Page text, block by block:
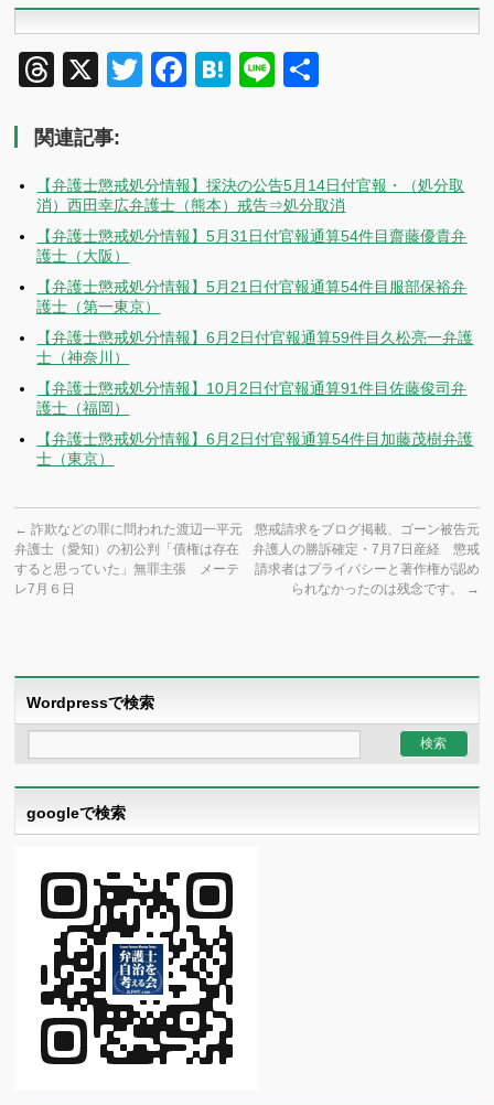
Threads
X Twitter
Facebook
Hatena
Line
関連記事:
【弁護士懲戒処分情報】採決の公告5月14日付官報・（処分取
消）西田幸広弁護士（熊本）戒告⇒処分取消
【弁護士懲戒処分情報】5月31日付官報通算54件目齋藤優貴弁
護士（大阪）
【弁護士懲戒処分情報】5月21日付官報通算54件目服部保裕弁
護士（第一東京）
【弁護士懲戒処分情報】6月2日付官報通算59件目久松亮一弁護
士（神奈川）
【弁護士懲戒処分情報】10月2日付官報通算91件目佐藤俊司弁
護士（福岡）
【弁護士懲戒処分情報】6月2日付官報通算54件目加藤茂樹弁護
士（東京）
← 詐欺などの罪に問われた渡辺一平元
弁護士（愛知）の初公判「債権は存在
すると思っていた」無罪主張 メーテ
レ7月６日
懲戒請求をブログ掲載、ゴーン被告元
弁護人の勝訴確定・7月7日産経 懲戒
請求者はプライバシーと著作権が認め
られなかったのは残念です。
→
Wordpressで検索
googleで検索